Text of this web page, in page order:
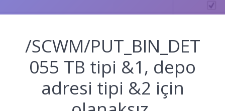
/SCWM/PUT_BIN_DET
055 TB tipi &1, depo
adresi tipi &2 için